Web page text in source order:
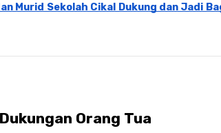
Murid Sekolah Cikal Dukung dan Jadi
Orang Tua